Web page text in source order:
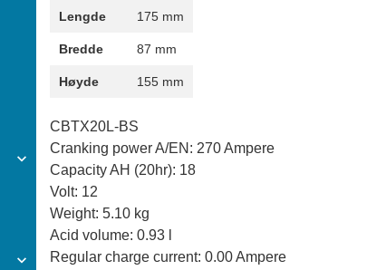
Lengde 175 mm
Bredde 87 mm
Høyde 155 mm
CBTX20L-BS
Cranking power A/EN: 270 Ampere
Capacity AH (20hr): 18
Volt: 12
Weight: 5.10 kg
Acid volume: 0.93 l
Regular charge current: 0.00 Ampere